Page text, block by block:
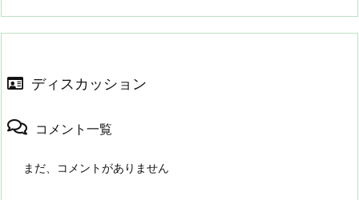
ディスカッション
コメント一覧
まだ、コメントがありません